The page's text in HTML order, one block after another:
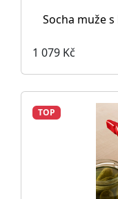
Socha muže
1 079 Kč
TOP